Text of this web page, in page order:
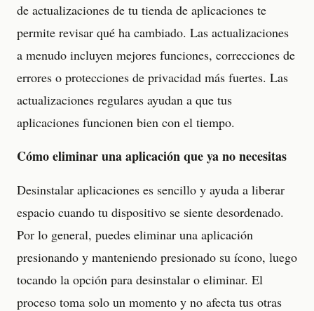
de actualizaciones de tu tienda de aplicaciones te
permite revisar qué ha cambiado. Las actualizaciones
a menudo incluyen mejores funciones, correcciones de
errores o protecciones de privacidad más fuertes. Las
actualizaciones regulares ayudan a que tus
aplicaciones funcionen bien con el tiempo.
Cómo eliminar una aplicación que ya no necesitas
Desinstalar aplicaciones es sencillo y ayuda a liberar
espacio cuando tu dispositivo se siente desordenado.
Por lo general, puedes eliminar una aplicación
presionando y manteniendo presionado su ícono, luego
tocando la opción para desinstalar o eliminar. El
proceso toma solo un momento y no afecta tus otras